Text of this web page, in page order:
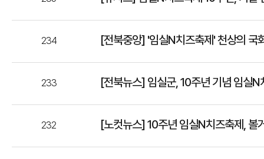
234 [전북중앙] '임실N치즈축제' 천상의 국
233 [전북뉴스] 임실군, 10주년 기념 임실
232 [노컷뉴스] 10주년 임실N치즈축제, 볼